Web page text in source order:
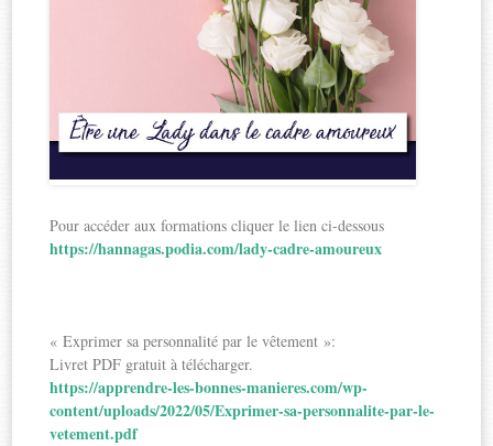
Pour accéder aux formations cliquer le lien ci-dessous
https://hannagas.podia.com/lady-cadre-amoureux
« Exprimer sa personnalité par le vêtement »:
Livret PDF gratuit à télécharger.
https://apprendre-les-bonnes-manieres.com/wp-
content/uploads/2022/05/Exprimer-sa-personnalite-par-le-
vetement.pdf